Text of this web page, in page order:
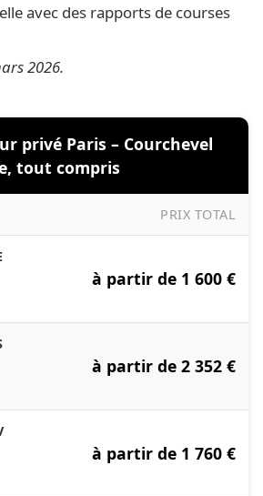
avec des rapports de courses
2026.
privé Paris – Courchevel
tout compris
PRIX TOTAL
à partir de 1 600 €
à partir de 2 352 €
à partir de 1 760 €